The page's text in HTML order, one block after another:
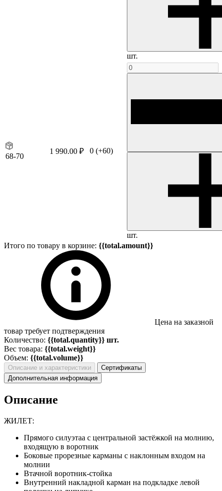
шт.
68-70
1 990.00 ₽ 0 (+60)
шт.
Итого по товару в корзине: {{total.amount}}
Цена на заказной
товар требует подтверждения
Количество: {{total.quantity}} шт.
Вес товара: {{total.weight}}
Объем: {{total.volume}}
Описание и характеристики
Сертификаты
Дополнительная информация
Описание
ЖИЛЕТ:
Прямого силуэтаа с центральной застёжкой на молнию,
входящую в воротник
Боковые прорезные карманы с наклонным входом на
молнии
Втачной воротник-стойка
Внутренний накладной карман на подкладке левой